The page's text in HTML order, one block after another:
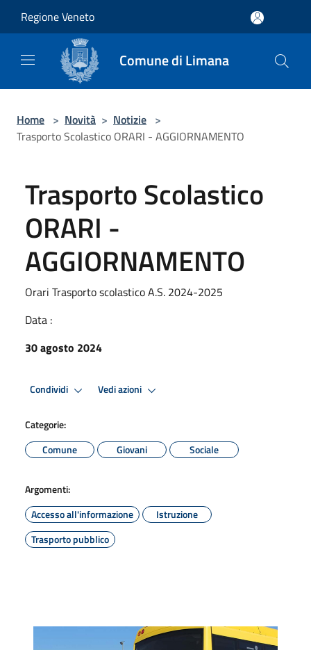
Regione Veneto
Comune di Limana
Home > Novità > Notizie >
Trasporto Scolastico ORARI - AGGIORNAMENTO
Trasporto Scolastico
ORARI -
AGGIORNAMENTO
Orari Trasporto scolastico A.S. 2024-2025
Data :
30 agosto 2024
Condividi Vedi azioni
Categorie:
Comune
Giovani Sociale
Argomenti:
Accesso all'informazione
Istruzione
Trasporto pubblico